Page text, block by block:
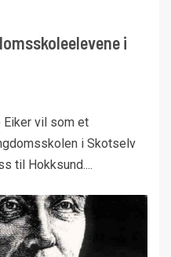
i
Eiker vil som et
i Skotselv
til Hokksund....